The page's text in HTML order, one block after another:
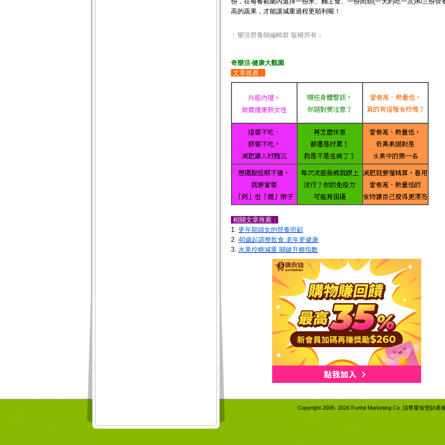
高的蔬果，才能讓減重過程更順利喔！
﹝樂活營養師編輯群 版權所有﹞
奇樂活‧健康大觀園
文章推薦：
相關文章推薦：
1. 更年期婦女的營養照顧
2. 40歲起調整飲食 老年更健康
3. 水果控糖減重 關鍵升糖指數
Copyright 2005-2026 Funhit Marketing Co. 請尊重智慧財產